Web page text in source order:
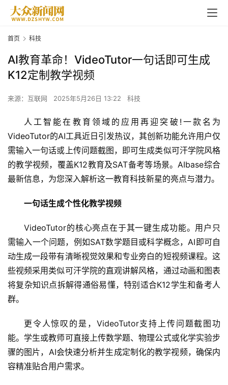
首页 科技
AI教育革命！VideoTutor一句话即可生成
K12定制教学视频
来源：互联网 2025年5月26日 13:22 科技
人工智能在教育领域的应用再迎突破!一款名为
VideoTutor的AI工具近日引发热议，其创新功能允许用户仅
需输入一句话或上传问题截图，即可生成类似可汗学院风格
的教学视频，覆盖K12教育及SAT备考等场景。AIbase综合
最新信息，为您深入解析这一教育科技新星的亮点与潜力。
一句话生成个性化教学视频
VideoTutor的核心亮点在于其一键生成功能。用户只
需输入一个问题，例如SAT数学题目或科学概念，AI即可自
动生成一段带有清晰视觉效果和专业旁白的短视频课程。这
些视频采用类似可汗学院的直观讲解风格，通过动画和图表
将复杂知识点拆解得通俗易懂，特别适合K12学生和备考人
群。
更令人惊叹的是，VideoTutor支持上传问题截图功
能。学生或教师可直接上传数学题、物理公式或化学实验步
骤的图片，AI会快速分析并生成定制化的教学视频，确保内
容精准贴合用户需求。